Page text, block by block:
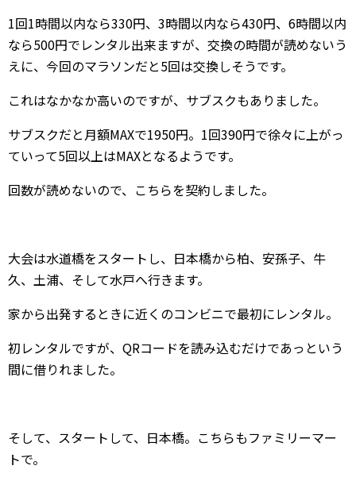
1回1時間以内なら330円、3時間以内なら430円、6時間以内
なら500円でレンタル出来ますが、交換の時間が読めないう
えに、今回のマラソンだと5回は交換しそうです。
これはなかなか高いのですが、サブスクもありました。
サブスクだと月額MAXで1950円。1回390円で徐々に上がっ
ていって5回以上はMAXとなるようです。
回数が読めないので、こちらを契約しました。
大会は水道橋をスタートし、日本橋から柏、安孫子、牛
久、土浦、そして水戸へ行きます。
家から出発するときに近くのコンビニで最初にレンタル。
初レンタルですが、QRコードを読み込むだけであっという
間に借りれました。
そして、スタートして、日本橋。こちらもファミリーマー
トで。